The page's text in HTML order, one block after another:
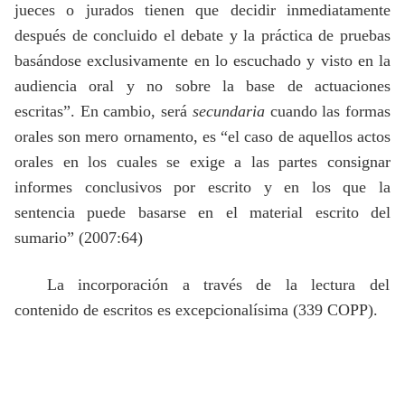
jueces o jurados tienen que decidir inmediatamente
después de concluido el debate y la práctica de pruebas
basándose exclusivamente en lo escuchado y visto en la
audiencia oral y no sobre la base de actuaciones
escritas”. En cambio, será secundariacuando las formas
orales son mero ornamento, es “el caso de aquellos actos
orales en los cuales se exige a las partes consignar
informes conclusivos por escrito y en los que la
sentencia puede basarse en el material escrito del
sumario” (2007:64)
La incorporación a través de la lectura del
contenido de escritos es excepcionalísima (339 COPP).